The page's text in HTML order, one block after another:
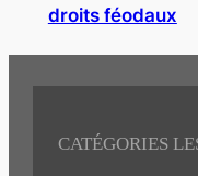
droits féodaux
CATÉGORIES